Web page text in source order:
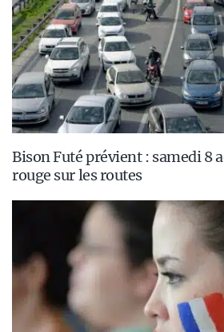
Bison Futé prévient : samedi 8
rouge sur les routes